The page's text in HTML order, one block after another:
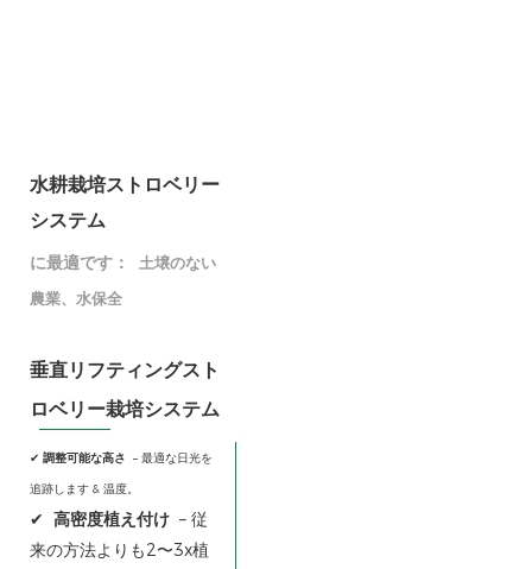
水耕栽培ストロベリー
システム
に最適です：
土壌のない
農業、水保全
垂直リフティングスト
ロベリー栽培システム
重要な機能：
✔ 調整可能な高さ – 最適な日光を
追跡します & 温度。
✔ 高密度植え付け – 従
来の方法よりも2〜3x植